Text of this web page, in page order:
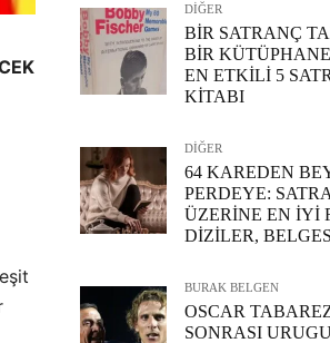
DİĞER
BİR SATRANÇ
BİR
EN ETKİLİ 5
KİTABI
DİĞER
64 KAREDEN
PERDEYE:
ÜZERİNE EN İYİ
DİZİLER,
BURAK BELGEN
OSCAR
SONRASI